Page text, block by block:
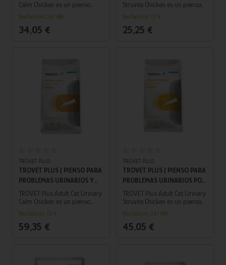
| POLLO 2,5 KG
Calm Chicken es un pienso
para gatos adultos que ayuda
a disolver cálculos de
estruvita, prevenir su
formación y reducir el estrés,
Recíbelo en 24/48h
34,05 €
ADULTO | POLLO 2,5 KG
Struvite Chicken es un pienso
dietético formulado para
disolver y prevenir cálculos
urinarios de estruvita en gatos
adultos, promoviendo una
Recíbelo en 72 h.
25,25 €
TROVET PLUS
TROVET PLUS | PIENSO PARA
PROBLEMAS URINARIOS Y
ESTRÉS PARA GATO ADULTO
| POLLO 5 KG
TROVET Plus Adult Cat Urinary
Calm Chicken es un pienso
para gatos adultos que ayuda
a mantener la salud urinaria y
reduce el estrés, con proteína
de pollo.
Recíbelo en 72 h.
59,35 €
TROVET PLUS
TROVET PLUS | PIENSO PARA
PROBLEMAS URINARIOS POR
ESTRUVITA PARA GATO
ADULTO | POLLO 5 KG
TROVET Plus Adult Cat Urinary
Struvite Chicken es un pienso
para gatos adultos diseñado
para prevenir y controlar
cálculos urinarios de
estruvita, con proteína de
Recíbelo en 24/48h
45,05 €